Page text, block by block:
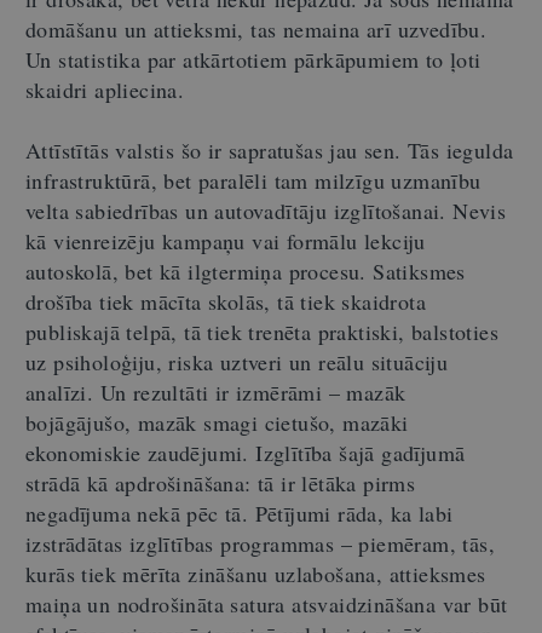
domāšanu un attieksmi, tas nemaina arī uzvedību.
Un statistika par atkārtotiem pārkāpumiem to ļoti
skaidri apliecina.
Attīstītās valstis šo ir sapratušas jau sen. Tās iegulda
infrastruktūrā, bet paralēli tam milzīgu uzmanību
velta sabiedrības un autovadītāju izglītošanai. Nevis
kā vienreizēju kampaņu vai formālu lekciju
autoskolā, bet kā ilgtermiņa procesu. Satiksmes
drošība tiek mācīta skolās, tā tiek skaidrota
publiskajā telpā, tā tiek trenēta praktiski, balstoties
uz psiholoģiju, riska uztveri un reālu situāciju
analīzi. Un rezultāti ir izmērāmi – mazāk
bojāgājušo, mazāk smagi cietušo, mazāki
ekonomiskie zaudējumi. Izglītība šajā gadījumā
strādā kā apdrošināšana: tā ir lētāka pirms
negadījuma nekā pēc tā. Pētījumi rāda, ka labi
izstrādātas izglītības programmas – piemēram, tās,
kurās tiek mērīta zināšanu uzlabošana, attieksmes
maiņa un nodrošināta satura atsvaidzināšana var būt